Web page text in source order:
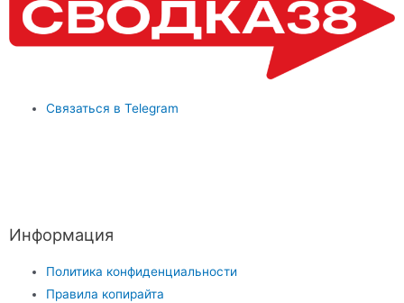
Связаться в Telegram
Информация
Политика конфиденциальности
Правила копирайта